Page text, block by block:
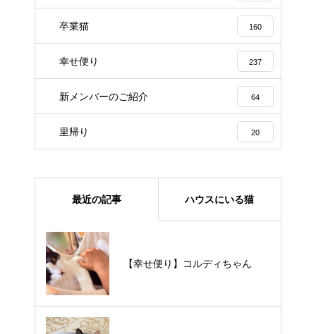
卒業猫 160
幸せ便り 237
新メンバーのご紹介 64
里帰り 20
最近の記事 ハウスにいる猫
【幸せ便り】コルディちゃん
【里親様募集中】メメちゃん